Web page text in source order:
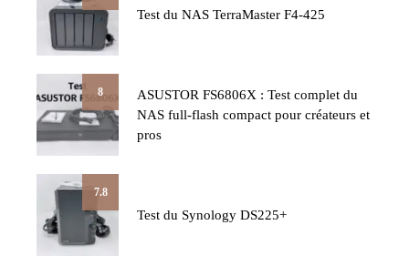
Test du NAS TerraMaster F4-425
8
ASUSTOR FS6806X : Test complet du
NAS full-flash compact pour créateurs et
pros
7.8
Test du Synology DS225+